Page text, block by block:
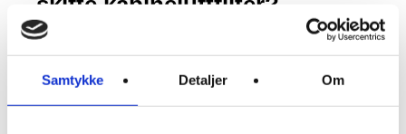
Samtykke Detaljer Om
Hvis dine filtre er slidte eller stoppet til, finder du
med en vognstang, og der er flere indikatorer
på, at en udskiftning er oppe over. Nemlig: